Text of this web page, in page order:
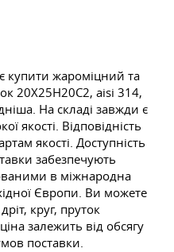
купити жароміцний та
20Х25Н20С2, aisi 314,
На складі завжди є
якості. Відповідність
якості. Доступність
забезпечують
в міжнародна
Європи. Ви можете
круг, пруток
залежить від обсягу
поставки.